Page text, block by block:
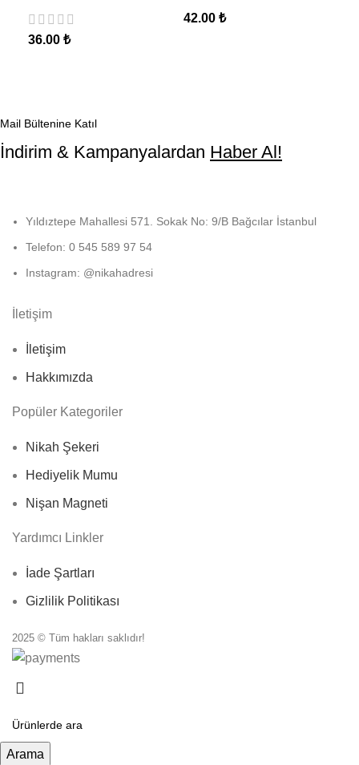
36.00 ₺
42.00 ₺
Mail Bültenine Katıl
İndirim & Kampanyalardan Haber Al!
Yıldıztepe Mahallesi 571. Sokak No: 9/B Bağcılar İstanbul
Telefon: 0 545 589 97 54
Instagram: @nikahadresi
İletişim
İletişim
Hakkımızda
Popüler Kategoriler
Nikah Şekeri
Hediyelik Mumu
Nişan Magneti
Yardımcı Linkler
İade Şartları
Gizlilik Politikası
2025 © Tüm hakları saklıdır!
Arama